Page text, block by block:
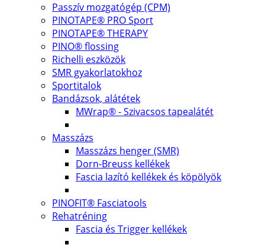
Passzív mozgatógép (CPM)
PINOTAPE® PRO Sport
PINOTAPE® THERAPY
PINO® flossing
Richelli eszközök
SMR gyakorlatokhoz
Sportitalok
Bandázsok, alátétek
MWrap® - Szivacsos tapealátét
Masszázs
Masszázs henger (SMR)
Dorn-Breuss kellékek
Fascia lazító kellékek és köpölyök
PINOFIT® Fasciatools
Rehatréning
Fascia és Trigger kellékek